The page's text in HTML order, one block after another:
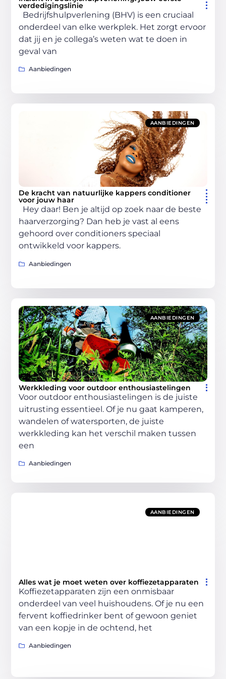
verdedigingslinie
Bedrijfshulpverlening (BHV) is een cruciaal
onderdeel van elke werkplek. Het zorgt ervoor
dat jij en je collega’s weten wat te doen in
geval van
Aanbiedingen
AANBIEDINGEN
De kracht van natuurlijke kappers conditioner
voor jouw haar
Hey daar! Ben je altijd op zoek naar de beste
haarverzorging? Dan heb je vast al eens
gehoord over conditioners speciaal
ontwikkeld voor kappers.
Aanbiedingen
AANBIEDINGEN
Werkkleding voor outdoor enthousiastelingen
Voor outdoor enthousiastelingen is de juiste
uitrusting essentieel. Of je nu gaat kamperen,
wandelen of watersporten, de juiste
werkkleding kan het verschil maken tussen
een
Aanbiedingen
AANBIEDINGEN
Alles wat je moet weten over koffiezetapparaten
Koffiezetapparaten zijn een onmisbaar
onderdeel van veel huishoudens. Of je nu een
fervent koffiedrinker bent of gewoon geniet
van een kopje in de ochtend, het
Aanbiedingen